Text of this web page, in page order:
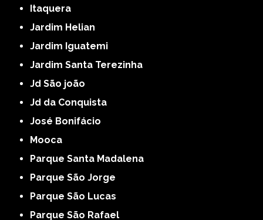
Itaquera
Jardim Helian
Jardim Iguatemi
Jardim Santa Terezinha
Jd São joão
Jd da Conquista
José Bonifácio
Mooca
Parque Santa Madalena
Parque São Jorge
Parque São Lucas
Parque São Rafael